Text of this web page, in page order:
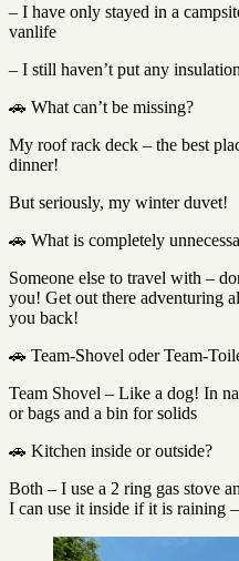
– I have only stayed in a
vanlife
– I still haven’t put any
🚗 What can’t be missing?
My roof rack deck – the best
dinner!
But seriously, my winter duvet!
🚗 What is completely
Someone else to travel with –
you! Get out there adventuring
you back!
🚗 Team-Shovel oder Team-
Team Shovel – Like a dog! In
or bags and a bin for solids
🚗 Kitchen inside or outside?
Both – I use a 2 ring gas stove
I can use it inside if it is raining